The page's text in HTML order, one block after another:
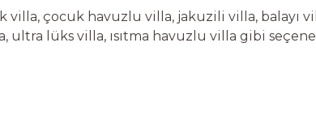
villa, çocuk havuzlu villa, jakuzili villa, balayı
ultra lüks villa, ısıtma havuzlu villa gibi